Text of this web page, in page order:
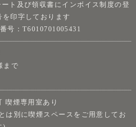
ト及び領収書にインボイス制度の登
を印字しております
号：T6010701005431
まで
喫煙専用室あり
は別に喫煙スペースをご用意してお